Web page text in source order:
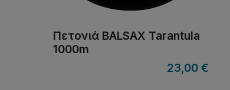
Πετονιά BALSAX Tarantula
1000m
23,00 €